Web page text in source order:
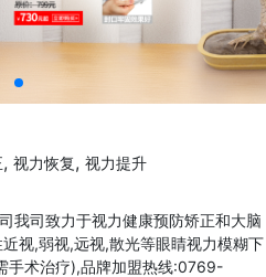
, 视力恢复, 视力提升
我司致力于视力健康预防矫正和大脑
视,弱视,远视,散光等眼睛视力模糊下
手术治疗),品牌加盟热线:0769-